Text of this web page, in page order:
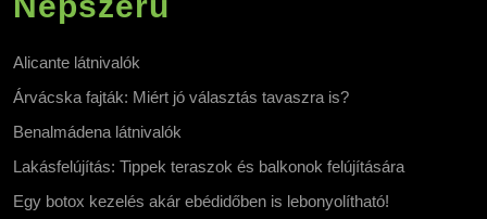
Alicante látnivalók
Árvácska fajták: Miért jó választás tavaszra is?
Benalmádena látnivalók
Lakásfelújítás: Tippek teraszok és balkonok felújítására
Egy botox kezelés akár ebédidőben is lebonyolítható!